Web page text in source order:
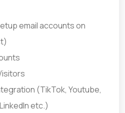
email accounts on
(TikTok, Youtube,
etc.)